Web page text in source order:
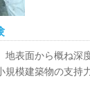
表面から概ね深
模建築物の支持